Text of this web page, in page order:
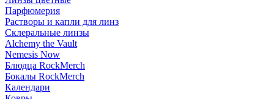
Парфюмерия
Растворы и капли для линз
Склеральные линзы
Alchemy the Vault
Nemesis Now
Блюдца RockMerch
Бокалы RockMerch
Календари